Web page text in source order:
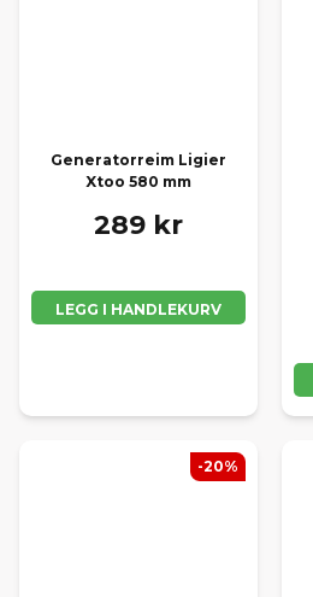
Generatorreim Ligier
Xtoo 580 mm
289 kr
LEGG I HANDLEKURV
-20%